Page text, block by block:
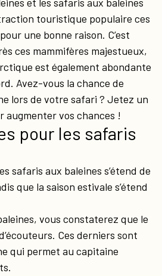
touristique populaire ces
une bonne raison. C’est
ces mammifères majestueux,
est également abondante
Avez-vous la chance de
lors de votre safari ? Jetez un
vos chances !
pour les safaris
safaris aux baleines s’étend de
que la saison estivale s’étend
vous constaterez que le
Ces derniers sont
qui permet au capitaine